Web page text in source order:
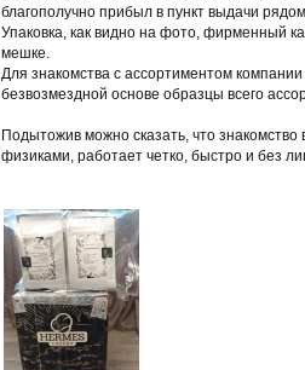
благополучно прибыл в пункт выдачи
Упаковка, как видно на фото, фирменный
мешке.
Для знакомства с ассортиментом
безвозмездной основе образцы всего
Подытожив можно сказать, что
физиками, работает четко, быстро и без